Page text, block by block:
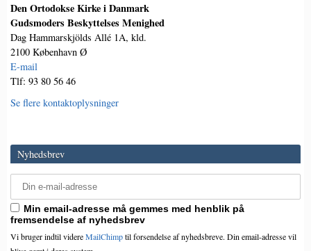
Den Ortodokse Kirke i Danmark
Gudsmoders Beskyttelses Menighed
Dag Hammarskjölds Allé 1A, kld.
2100 København Ø
E-mail
Tlf: 93 80 56 46
Se flere kontaktoplysninger
Nyhedsbrev
Min email-adresse må gemmes med henblik på
fremsendelse af nyhedsbrev
Vi bruger indtil videreMailChimptil forsendelse af nyhedsbreve. Din email-adresse vil